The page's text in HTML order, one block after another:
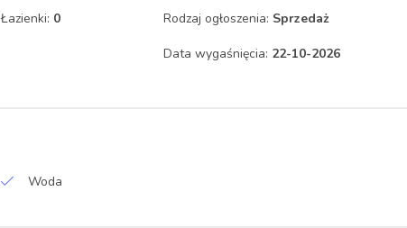
Łazienki: 0 Rodzaj ogłoszenia: Sprzedaż
Data wygaśnięcia: 22-10-2026
Woda